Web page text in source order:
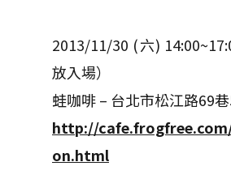
2013/11/30 (六)
放入場）
蛙咖啡 – 台北市松江路69
http://
on.html